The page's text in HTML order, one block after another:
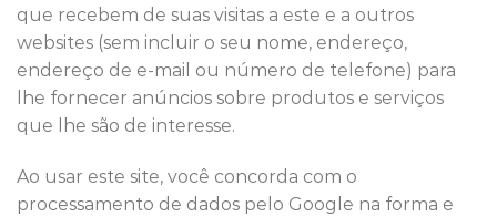
que recebem de suas visitas a este e a outros
websites (sem incluir o seu nome, endereço,
endereço de e-mail ou número de telefone) para
lhe fornecer anúncios sobre produtos e serviços
que lhe são de interesse.
Ao usar este site, você concorda com o
processamento de dados pelo Google na forma e